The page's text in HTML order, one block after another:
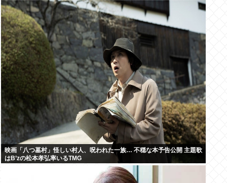
映画「八つ墓村」怪しい村人、呪われた一族… 不穏な本予告公開 主題歌
はB’zの松本孝弘率いるTMG